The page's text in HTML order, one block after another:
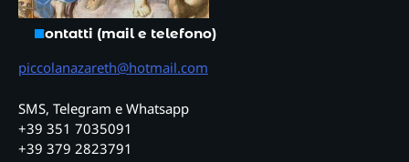
Contatti (mail e telefono)
piccolanazareth@hotmail.com
SMS, Telegram e Whatsapp
+39 351 7035091
+39 379 2823791